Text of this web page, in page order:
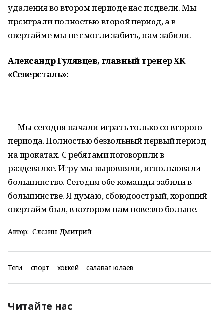
удаления во втором периоде нас подвели. Мы
проиграли полностью второй период, а в
овертайме мы не смогли забить, нам забили.
Александр Гулявцев, главный тренер ХК
«Северсталь»:
— Мы сегодня начали играть только со второго
периода. Полностью безвольный первый период
на прокатах. С ребятами поговорили в
раздевалке. Игру мы выровняли, использовали
большинство. Сегодня обе команды забили в
большинстве. Я думаю, обоюдоострый, хороший
овертайм был, в котором нам повезло больше.
Автор: Слезин Дмитрий
Теги: спорт хоккей салават юлаев
Читайте нас